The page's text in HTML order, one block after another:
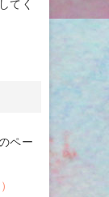
てく
ペー